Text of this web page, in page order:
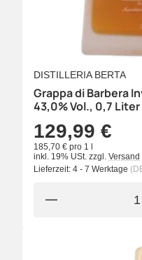
DISTILLERIA BERTA
Grappa di Barbera
43,0% Vol., 0,7
129,99 €
185,70 € pro 1 l
inkl. 19% USt. zzgl. Versand
Lieferzeit: 4 - 7 Werktage